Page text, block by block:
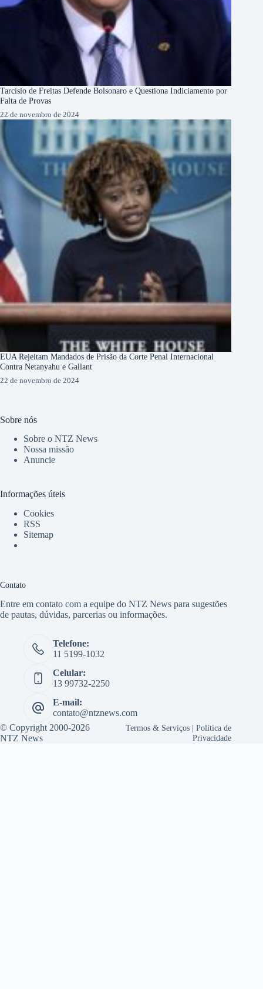
Tarcísio de Freitas Defende Bolsonaro e Questiona Indiciamento por
Falta de Provas
22 de novembro de 2024
EUA Rejeitam Mandados de Prisão da Corte Penal Internacional
Contra Netanyahu e Gallant
22 de novembro de 2024
Sobre nós
Sobre o NTZ News
Nossa missão
Anuncie
Informações úteis
Cookies
RSS
Sitemap
Contato
Entre em contato com a equipe do NTZ News para sugestões
de pautas, dúvidas, parcerias ou informações.
Telefone:
11 5199-1032
Celular:
13 99732-2250
E-mail:
contato@ntznews.com
© Copyright 2000-2026
NTZ News
Termos & Serviços |Política de
Privacidade